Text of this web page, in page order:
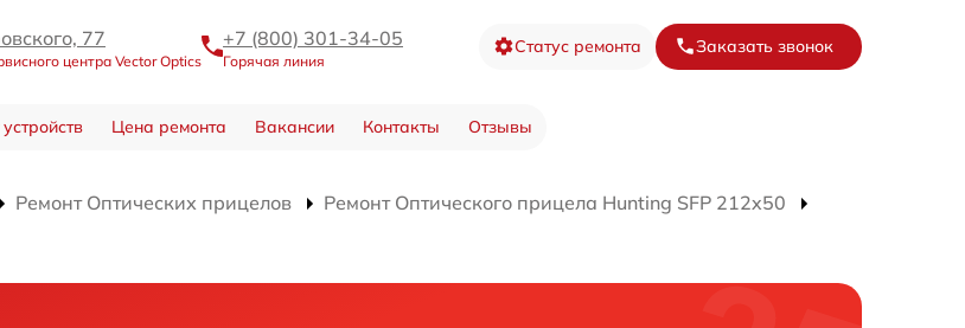
77
центра Vector Optics
+7 (800) 301-34-05
Горячая линия
Статус ремонта Заказать звонок
Цена ремонта Вакансии Контакты Отзывы
Ремонт Оптических прицелов
Ремонт Оптического прицела Hunting SFP 212x50